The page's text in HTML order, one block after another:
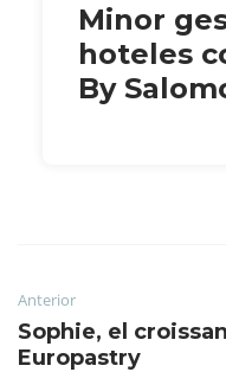
Minor
hoteles
By
Anterior
Sophie, el
Europastry